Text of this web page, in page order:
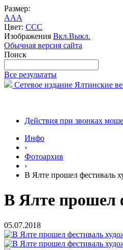
Размер:
AAA
Цвет: CCC
Изображения Вкл.Выкл.
Обычная версия сайта
Поиск
Все результаты
Сетевое издание Ялтинские
Действия при звонках
Инфо
›
Фотоархив
›
В Ялте прошел фестиваль
В Ялте прошел
05.07.2018